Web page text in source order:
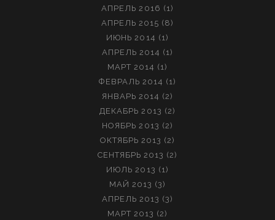
АПРЕЛЬ 2016 (1)
АПРЕЛЬ 2015 (8)
ИЮНЬ 2014 (1)
АПРЕЛЬ 2014 (1)
МАРТ 2014 (1)
ФЕВРАЛЬ 2014 (1)
ЯНВАРЬ 2014 (2)
ДЕКАБРЬ 2013 (2)
НОЯБРЬ 2013 (2)
ОКТЯБРЬ 2013 (2)
СЕНТЯБРЬ 2013 (2)
ИЮЛЬ 2013 (1)
МАЙ 2013 (3)
АПРЕЛЬ 2013 (3)
МАРТ 2013 (2)